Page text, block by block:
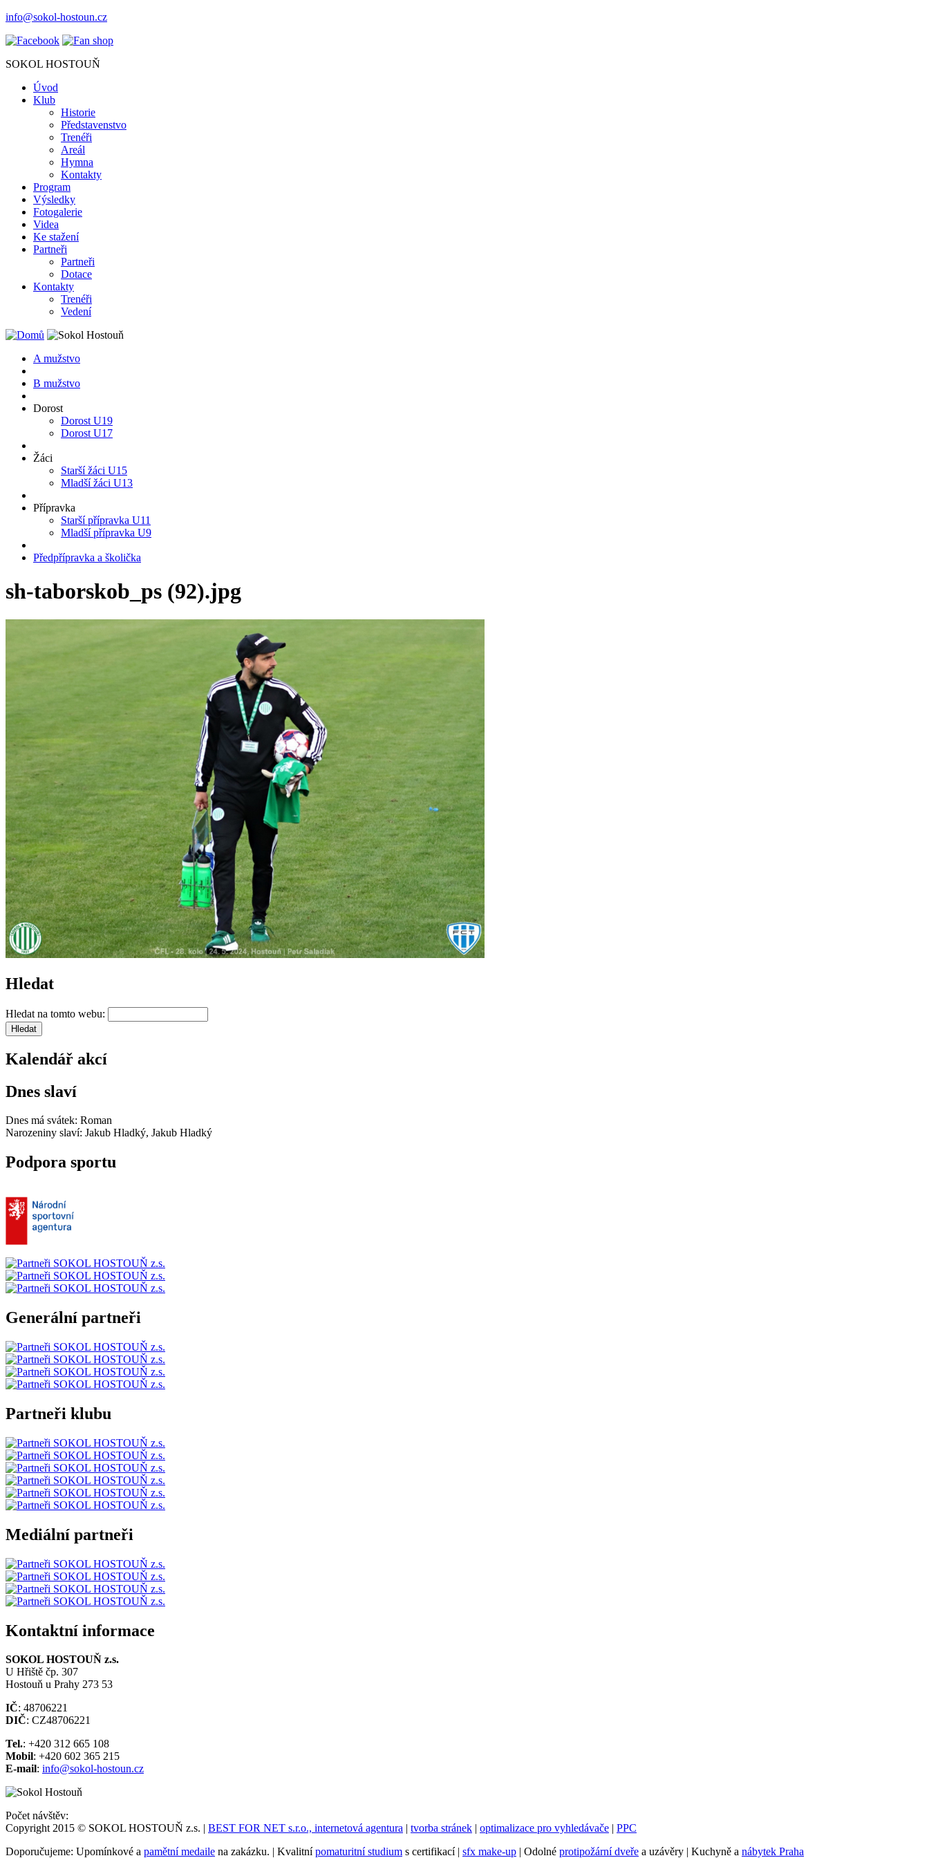
info@sokol-hostoun.cz
SOKOL HOSTOUŇ
Úvod
Klub
Historie
Představenstvo
Trenéři
Areál
Hymna
Kontakty
Program
Výsledky
Fotogalerie
Videa
Ke stažení
Partneři
Partneři
Dotace
Kontakty
Trenéři
Vedení
A mužstvo
B mužstvo
Dorost
Dorost U19
Dorost U17
Žáci
Starší žáci U15
Mladší žáci U13
Přípravka
Starší přípravka U11
Mladší přípravka U9
Předpřípravka a školička
sh-taborskob_ps (92).jpg
Hledat
Hledat na tomto webu:
Kalendář akcí
Dnes slaví
Dnes má svátek: Roman
Narozeniny slaví: Jakub Hladký, Jakub Hladký
Podpora sportu
Generální partneři
Partneři klubu
Mediální partneři
Kontaktní informace
SOKOL HOSTOUŇ z.s.
U Hřiště čp. 307
Hostouň u Prahy 273 53
IČ: 48706221
DIČ: CZ48706221
Tel.: +420 312 665 108
Mobil: +420 602 365 215
E-mail: info@sokol-hostoun.cz
Počet návštěv:
Copyright 2015 © SOKOL HOSTOUŇ z.s. | BEST FOR NET s.r.o., internetová agentura tvorba stránek optimalizace pro vyhledávače
PPC
Doporučujeme: Upomínkové a pamětní medaile na zakázku. | Kvalitní pomaturitní studium s certifikací | sfx make-up | Odolné protipožární dveře a uzávěry | Kuchyně a nábytek Praha